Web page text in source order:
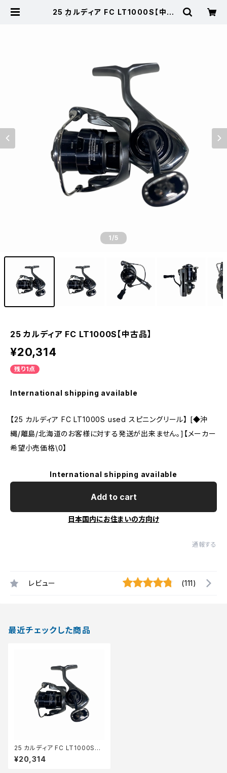
25 カルディア FC LT1000S【中古
1/5
25 カルディア FC LT1000S【中古品】
¥20,314
残り1点
International shipping available
【25 カルディア FC LT1000S used スピニングリール】 [◆沖
縄/離島/北海道のお客様に対する発送が出来ません。]【メーカー
希望小売価格\0】
International shipping available
Add to cart
日本国内にお住まいの方向け
通報する
レビュー (111)
最近チェックした商品
25 カルディア FC LT1000S
【中古品】
¥20,314